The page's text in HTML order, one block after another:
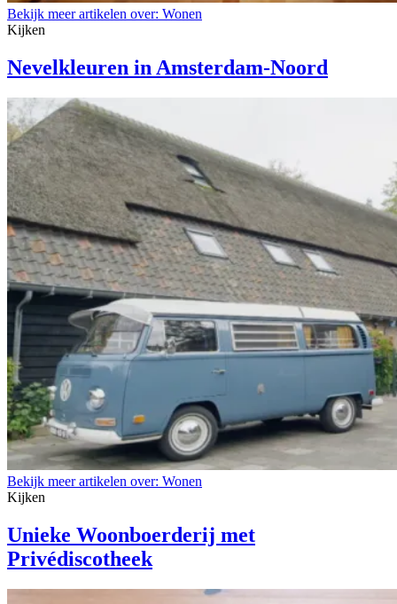
Bekijk meer artikelen over: Wonen
Kijken
Nevelkleuren in Amsterdam-Noord
Bekijk meer artikelen over: Wonen
Kijken
Unieke Woonboerderij met
Privédiscotheek